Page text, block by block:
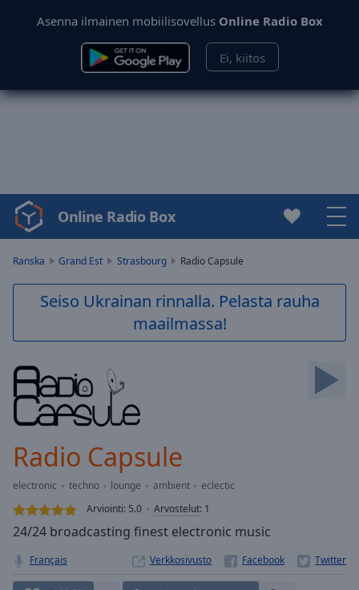
Asenna ilmainen mobiilisovellus Online Radio Box
Ei, kiitos
Video
Player
Skip
Skip
Forward
Mute
Current
Loaded:
0.00%
Stream
Seek to
live,
Online Radio Box
Ranska Grand Est Strasbourg Radio Capsule
Seiso Ukrainan rinnalla. Pelasta rauha
maailmassa!
Radio Capsule
electronic techno lounge ambient
eclectic
Arviointi: 5.0 Arvostelut: 1
24/24 broadcasting finest electronic music
Français Verkkosivusto